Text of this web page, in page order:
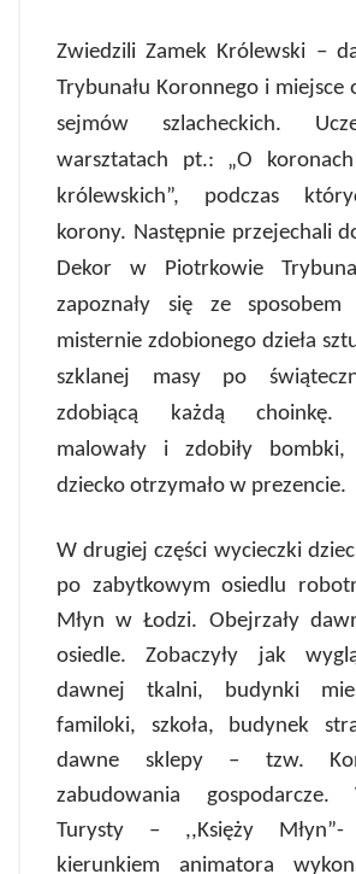
Zwiedzili Zamek Królewski –
Trybunału Koronnego i miejsce
sejmów szlacheckich.
warsztatach pt.: „O
królewskich”, podczas
korony. Następnie przejechali
Dekor w Piotrkowie
zapoznały się ze sposobem
misternie zdobionego dzieła
szklanej masy po
zdobiącą każdą choinkę.
malowały i zdobiły
dziecko otrzymało w prezencie.
W drugiej części wycieczki
po zabytkowym osiedlu
Młyn w Łodzi. Obejrzały
osiedle. Zobaczyły jak
dawnej tkalni, budynki
familoki, szkoła, budynek
dawne sklepy – tzw.
zabudowania
Turysty – ,,Księży
kierunkiem animatora